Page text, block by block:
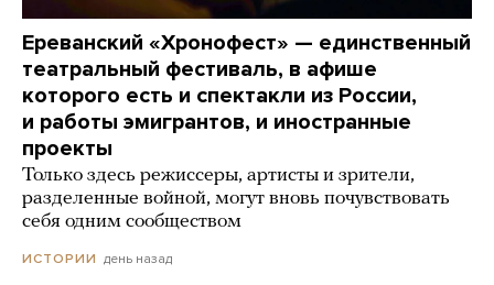
Ереванский «Хронофест» — единственный
театральный фестиваль, в афише
которого есть и спектакли из России,
и работы эмигрантов, и иностранные
проекты
Только здесь режиссеры, артисты и зрители,
разделенные войной, могут вновь почувствовать
себя одним сообществом
ИСТОРИИ день назад